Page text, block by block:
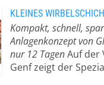
Prozessschritt im
Heißgasstrom zu
beschichten und
kalzinieren. Als
Wirbelschicht- und
Technologien
funktionalen
Warum Glatt
Produktideen
angeht und wie das
Innovationsprozess
voranbringt. An das
Kompakt, schnell,
Anlagenkonzept von
nur 12 TagenAuf der
Genf zeigt der